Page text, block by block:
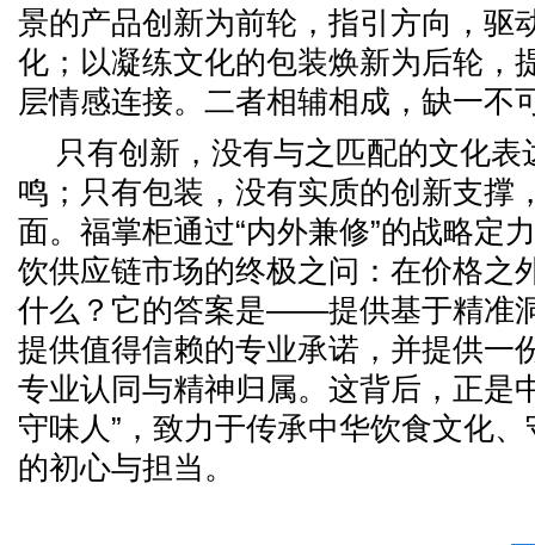
景的产品创新为前轮，指引方向，驱
化；以凝练文化的包装焕新为后轮，
层情感连接。二者相辅相成，缺一不
只有创新，没有与之匹配的文化
鸣；只有包装，没有实质的创新支撑
面。福掌柜通过“内外兼修”的战略定
饮供应链市场的终极之问：在价格之
什么？它的答案是——提供基于精准
提供值得信赖的专业承诺，并提供一
专业认同与精神归属。这背后，正是
守味人”，致力于传承中华饮食文化
的初心与担当。